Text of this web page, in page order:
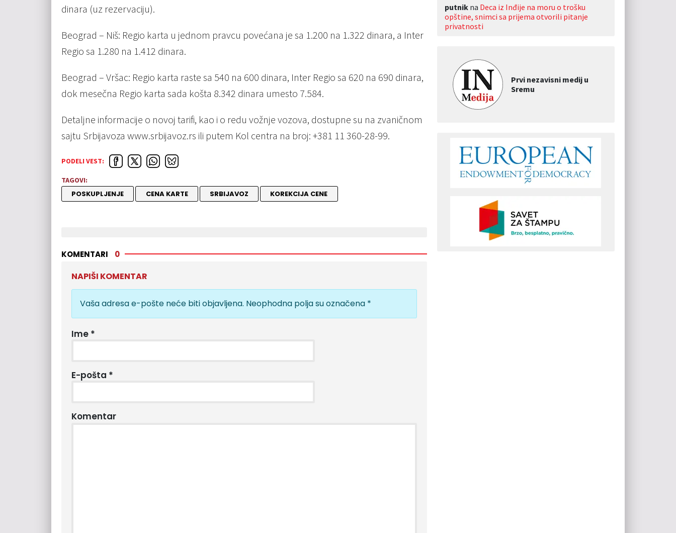
dinara (uz rezervaciju).
Beograd – Niš: Regio karta u jednom pravcu povećana je sa 1.200 na 1.322 dinara, a Inter
Regio sa 1.280 na 1.412 dinara.
Beograd – Vršac: Regio karta raste sa 540 na 600 dinara, Inter Regio sa 620 na 690 dinara,
dok mesečna Regio karta sada košta 8.342 dinara umesto 7.584.
Detaljne informacije o novoj tarifi, kao i o redu vožnje vozova, dostupne su na zvaničnom
sajtu Srbijavoza www.srbijavoz.rs ili putem Kol centra na broj: +381 11 360-28-99.
PODELI VEST:
TAGOVI:
POSKUPLJENJE CENA KARTE SRBIJAVOZ KOREKCIJA CENE
KOMENTARI 0
NAPIŠI KOMENTAR
Vaša adresa e-pošte neće biti objavljena. Neophodna polja su označena *
Ime *
E-pošta *
Komentar
putnikna Deca iz Inđije na moru o trošku
opštine, snimci sa prijema otvorili pitanje
privatnosti
Prvi nezavisni medij u
Sremu